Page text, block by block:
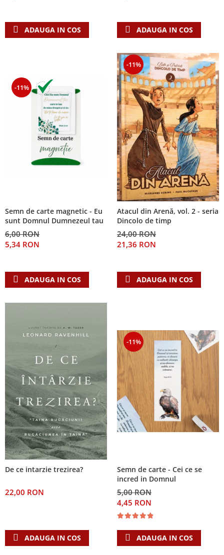
ADAUGA IN COS ADAUGA IN COS
-11%
Semn de carte magnetic - Eu
sunt Domnul Dumnezeul tau
6,00 RON
5,34 RON
ADAUGA IN COS
-11%
Atacul din Arenă, vol. 2 - seria
Dincolo de timp
24,00 RON
21,36 RON
ADAUGA IN COS
De ce intarzie trezirea?
22,00 RON
ADAUGA IN COS
-11%
Semn de carte - Cei ce se
incred in Domnul
5,00 RON
4,45 RON
ADAUGA IN COS